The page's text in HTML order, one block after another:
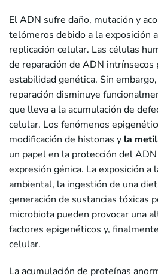
El ADN sufre daño, mutación y
telómeros debido a la exposición
replicación celular. Las células
de reparación de ADN intrínsecos
estabilidad genética. Sin
reparación disminuye
que lleva a la acumulación de
celular. Los fenómenos
modificación de histonas y la
un papel en la protección del
expresión génica. La exposición a
ambiental, la ingestión de una
generación de sustancias tóxicas
microbiota pueden provocar una
factores epigenéticos y,
celular.
La acumulación de proteínas